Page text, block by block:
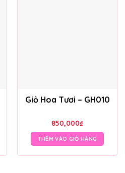
Giỏ Hoa Tươi – GH010
850,000₫
THÊM VÀO GIỎ HÀNG